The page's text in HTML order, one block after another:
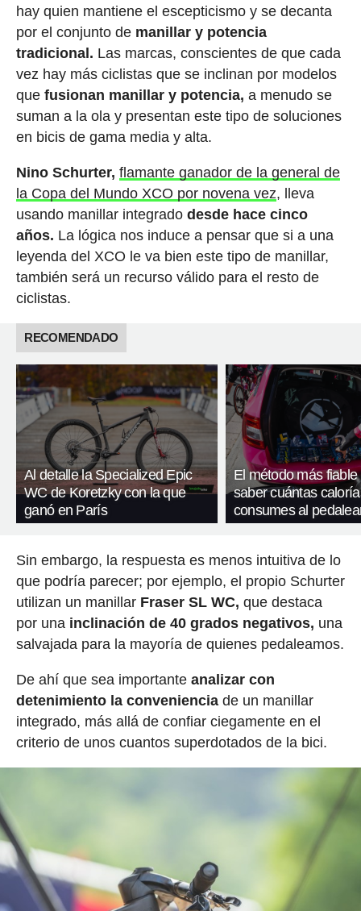
hay quien mantiene el escepticismo y se decanta
por el conjunto de manillar y potencia
tradicional. Las marcas, conscientes de que cada
vez hay más ciclistas que se inclinan por modelos
que fusionan manillar y potencia, a menudo se
suman a la ola y presentan este tipo de soluciones
en bicis de gama media y alta.
Nino Schurter, flamante ganador de la general de
la Copa del Mundo XCO por novena vez, lleva
usando manillar integrado desde hace cinco
años. La lógica nos induce a pensar que si a una
leyenda del XCO le va bien este tipo de manillar,
también será un recurso válido para el resto de
ciclistas.
RECOMENDADO
Al detalle la Specialized Epic
WC de Koretzky con la que
ganó en París
El método más fiable
saber cuántas
consumes al
Sin embargo, la respuesta es menos intuitiva de lo
que podría parecer; por ejemplo, el propio Schurter
utilizan un manillar Fraser SL WC, que destaca
por una inclinación de 40 grados negativos, una
salvajada para la mayoría de quienes pedaleamos.
De ahí que sea importanteanalizar con
detenimiento la convenienciade un manillar
integrado, más allá de confiar ciegamente en el
criterio de unos cuantos superdotados de la bici.